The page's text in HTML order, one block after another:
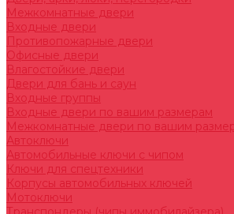
Межкомнатные двери
Входные двери
Противопожарные двери
Офисные двери
Влагостойкие двери
Двери для бань и саун
Входные группы
Входные двери по вашим размерам
Межкомнатные двери по вашим
Автоключи
Автомобильные ключи с чипом
Ключи для спецтехники
Корпусы автомобильных ключей
Мотоключи